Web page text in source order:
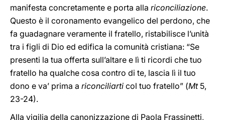
manifesta concretamente e porta alla riconciliazione.
Questo è il coronamento evangelico del perdono, che
fa guadagnare veramente il fratello, ristabilisce l’unità
tra i figli di Dio ed edifica la comunità cristiana: “Se
presenti la tua offerta sull’altare e lì ti ricordi che tuo
fratello ha qualche cosa contro di te, lascia lì il tuo
dono e va’ prima a riconciliarti col tuo fratello” (Mt5,
23-24).
Alla vigilia della canonizzazione di Paola Frassinetti,